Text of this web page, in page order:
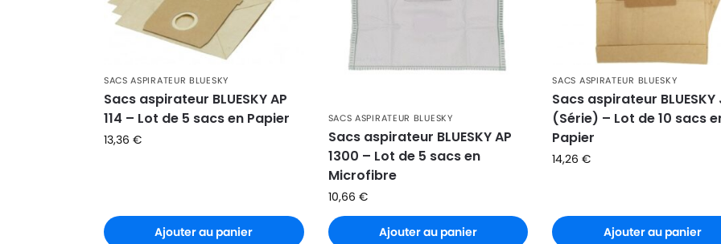
SACS ASPIRATEUR BLUESKY
Sacs aspirateur BLUESKY AP
114 – Lot de 5 sacs en Papier
13,36 €
Ajouter au panier
SACS ASPIRATEUR BLUESKY
Sacs aspirateur BLUESKY AP
1300 – Lot de 5 sacs en
Microfibre
10,66 €
Ajouter au panier
SACS ASPIRATEUR BLUESKY
Sacs aspirateur BLUESKY
(Série) – Lot de 10 sacs
Papier
14,26€
Ajouter au panier